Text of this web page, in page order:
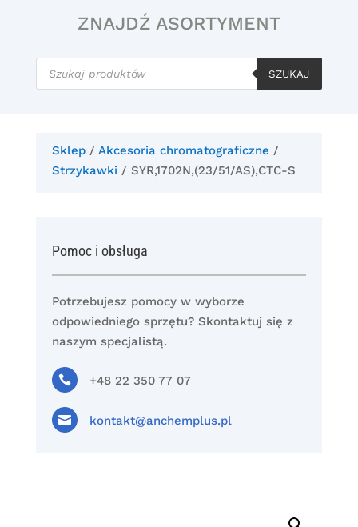
ZNAJDŹ ASORTYMENT
Wyszukiwarka
produktów
SZUKAJ
Sklep/ Akcesoria chromatograficzne /
Strzykawki / SYR,1702N,(23/51/AS),CTC-S
Pomoc i obsługa
Potrzebujesz pomocy w wyborze
odpowiedniego sprzętu? Skontaktuj się z
naszym specjalistą.
 +48 22 350 77 07
 kontakt@anchemplus.pl